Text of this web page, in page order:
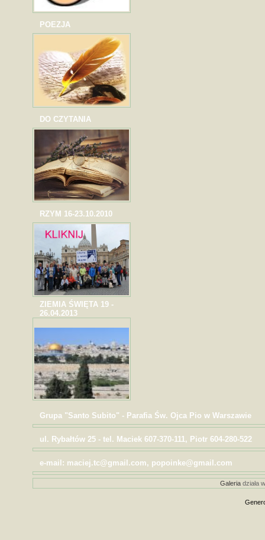
POEZJA
DO CZYTANIA
RZYM 16-23.10.2010
ZIEMIA ŚWIĘTA 19 -
26.04.2013
Grupa "Santo Subito" - Parafia Św. Ojca Pio w Warszawie
ul. Rybałtów 25 - tel. Maciek 607-370-111, Piotr 604-280-522
e-mail: maciej.tc@gmail.com, popoinke@gmail.com
Galeriadziała